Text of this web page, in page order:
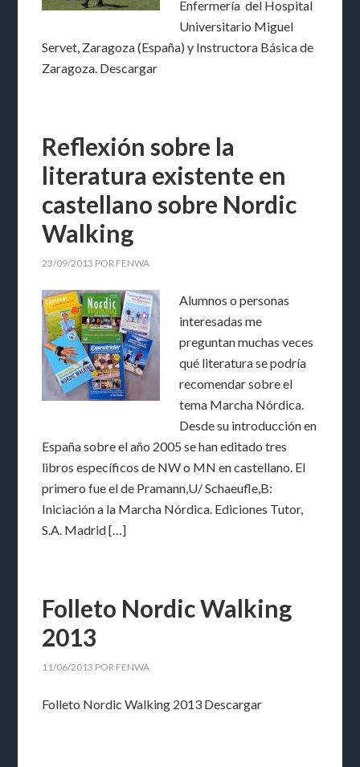
Enfermería del Hospital
Universitario Miguel
Servet, Zaragoza (España) y Instructora Básica de
Zaragoza. Descargar
Reflexión sobre la
literatura existente en
castellano sobre Nordic
Walking
23/09/2013 POR FENWA
Alumnos o personas
interesadas me
preguntan muchas veces
qué literatura se podría
recomendar sobre el
tema Marcha Nórdica.
Desde su introducción en
España sobre el año 2005 se han editado tres
libros específicos de NW o MN en castellano. El
primero fue el de Pramann,U/ Schaeufle,B:
Iniciación a la Marcha Nórdica. Ediciones Tutor,
S.A. Madrid […]
Folleto Nordic Walking
2013
11/06/2013 POR FENWA
Folleto Nordic Walking 2013 Descargar